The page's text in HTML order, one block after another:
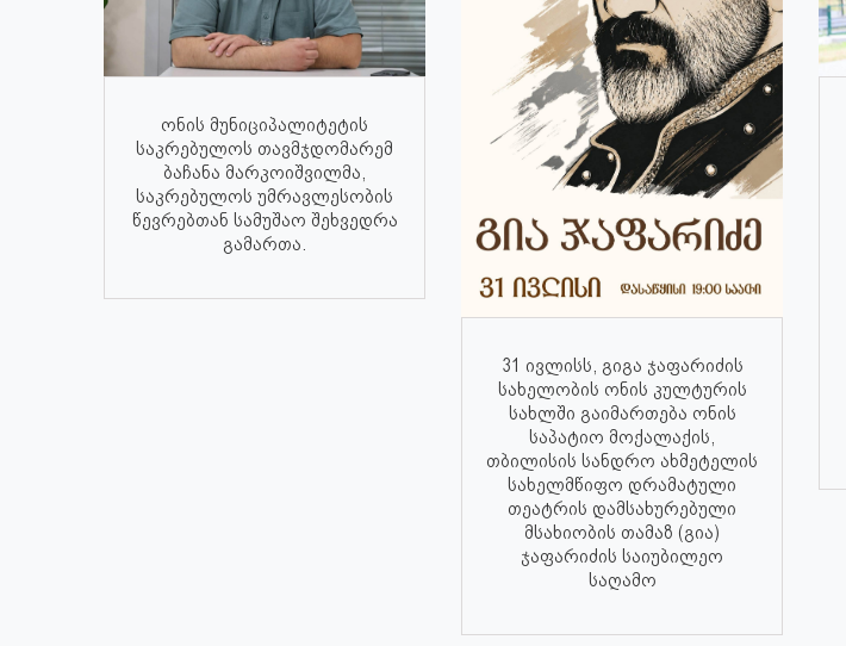
ონის მუნიციპალიტეტის
საკრებულოს თავმჯდომარემ
ბაჩანა მარკოიშვილმა,
საკრებულოს უმრავლესობის
წევრებთან სამუშაო შეხვედრა
გამართა.
31 ივლისს, გიგა ჯაფარიძის
სახელობის ონის კულტურის
სახლში გაიმართება ონის
საპატიო მოქალაქის,
თბილისის სანდრო ახმეტელის
სახელმწიფო დრამატული
თეატრის დამსახურებული
მსახიობის თამაზ (გია)
ჯაფარიძის საიუბილეო
საღამო